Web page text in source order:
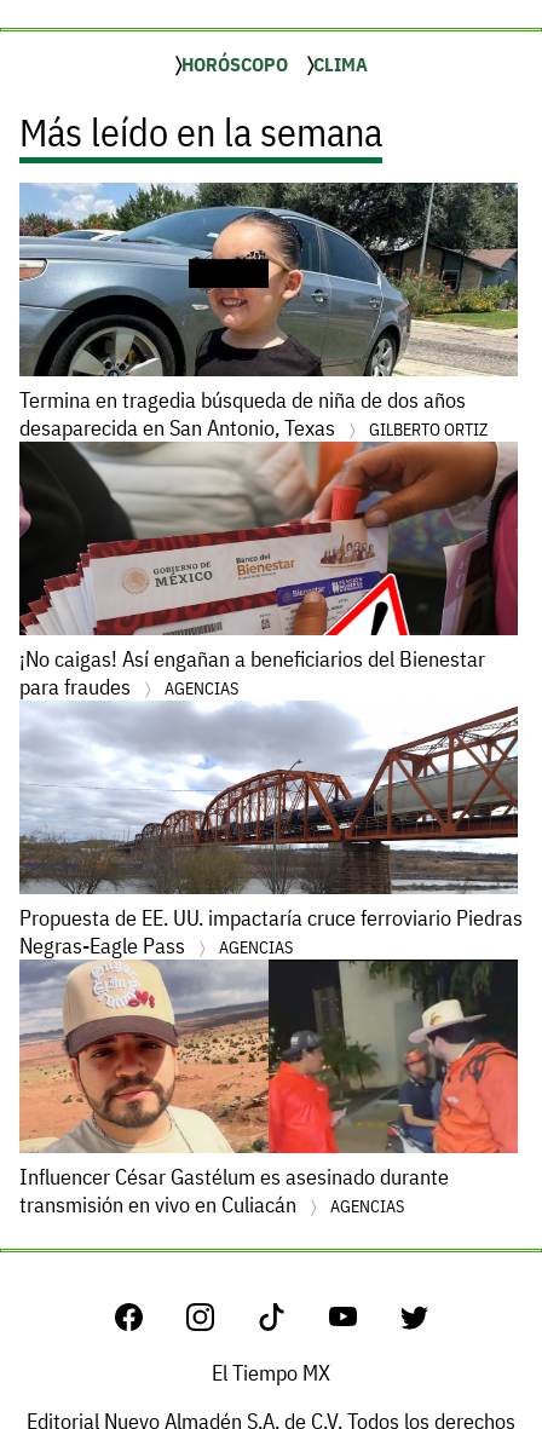
HORÓSCOPO CLIMA
Más leído en la semana
Termina en tragedia búsqueda de niña de dos años
desaparecida en San Antonio, Texas
GILBERTO ORTIZ
¡No caigas! Así engañan a beneficiarios del Bienestar
para fraudes
AGENCIAS
Propuesta de EE. UU. impactaría cruce ferroviario Piedras
Negras-Eagle Pass
AGENCIAS
Influencer César Gastélum es asesinado durante
transmisión en vivo en Culiacán
AGENCIAS
El Tiempo MX
Editorial Nuevo Almadén S.A. de C.V. Todos los derechos